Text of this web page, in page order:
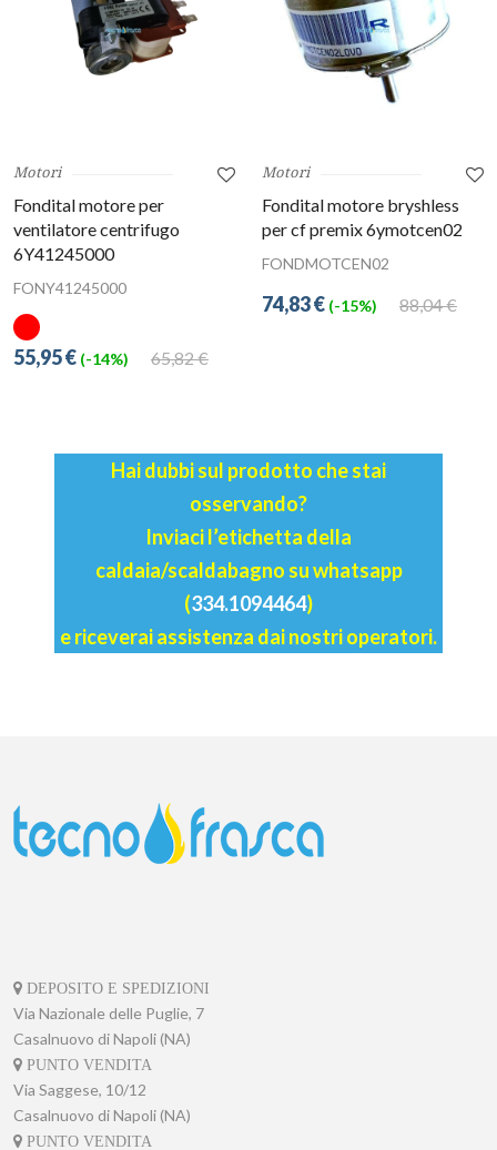
Motori
Fondital motore per
ventilatore centrifugo
6Y41245000
FONY41245000
65,82 €
55,95 € (-14%)
Motori
Fondital motore bryshless
per cf premix 6ymotcen02
FONDMOTCEN02
88,04 €
74,83 € (-15%)
Hai dubbi sul prodotto che stai
osservando?
Inviaci l’etichetta della
caldaia/scaldabagno su whatsapp
(334.1094464)
e riceverai assistenza dai nostri operatori.
DEPOSITO E SPEDIZIONI
Via Nazionale delle Puglie, 7
Casalnuovo di Napoli (NA)
PUNTO VENDITA
Via Saggese, 10/12
Casalnuovo di Napoli (NA)
PUNTO VENDITA